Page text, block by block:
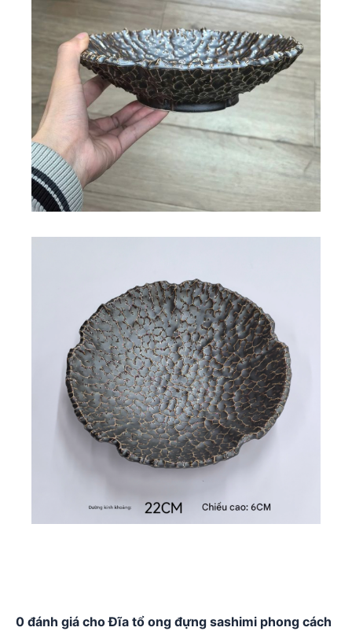
0 đánh giá cho Đĩa tổ ong đựng sashimi phong cách